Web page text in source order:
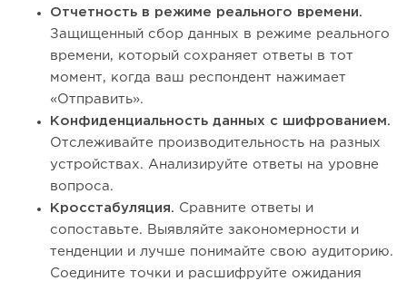
Отчетность в режиме реального времени.
Защищенный сбор данных в режиме реального
времени, который сохраняет ответы в тот
момент, когда ваш респондент нажимает
«Отправить».
Конфиденциальность данных с шифрованием.
Отслеживайте производительность на разных
устройствах. Анализируйте ответы на уровне
вопроса.
Кросстабуляция. Сравните ответы и
сопоставьте. Выявляйте закономерности и
тенденции и лучше понимайте свою аудиторию.
Соедините точки и расшифруйте ожидания